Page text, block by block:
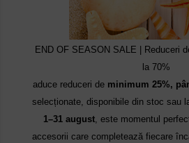
END OF SEASON SALE | Reduceri
la 70%
aduce reduceri de minimum 25%,
selecționate, disponibile din stoc sau
1–31 august, este momentul
accesorii care completează fiecare